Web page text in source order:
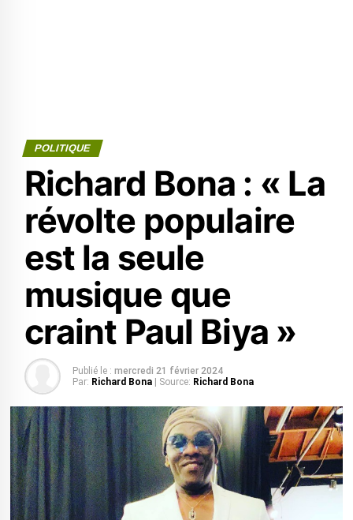
POLITIQUE
Richard Bona : « La
révolte populaire
est la seule
musique que
craint Paul Biya »
Publié le : mercredi 21 février 2024
Par: Richard Bona | Source: Richard Bona